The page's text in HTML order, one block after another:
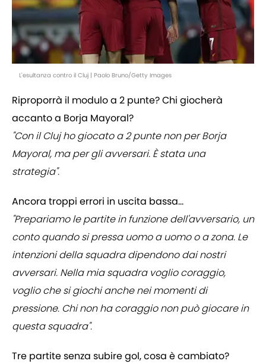
L'esultanza contro il Cluj | Paolo Bruno/Getty Images
Riproporrà il modulo a 2 punte? Chi giocherà
accanto a Borja Mayoral?
"Con il Cluj ho giocato a 2 punte non per Borja
Mayoral, ma per gli avversari. È stata una
strategia".
Ancora troppi errori in uscita bassa...
"Prepariamo le partite in funzione dell'avversario, un
conto quando si pressa uomo a uomo o a zona. Le
intenzioni della squadra dipendono dai nostri
avversari. Nella mia squadra voglio coraggio,
voglio che si giochi anche nei momenti di
pressione. Chi non ha coraggio non può giocare in
questa squadra".
Tre partite senza subire gol, cosa è cambiato?